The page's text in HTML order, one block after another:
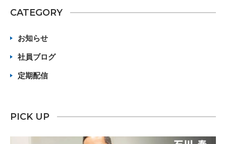
CATEGORY
お知らせ
社員ブログ
定期配信
PICK UP